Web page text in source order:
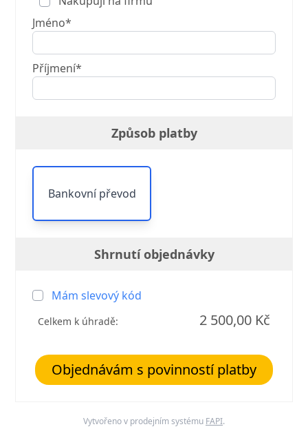
Jméno*
Příjmení*
Způsob platby
Bankovní převod
Shrnutí objednávky
Mám slevový kód
Celkem k úhradě: 2 500,00 Kč
Objednávám s povinností platby
Vytvořeno v prodejním systému FAPI.